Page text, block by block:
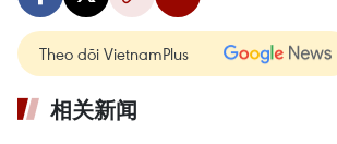
Theo dõi VietnamPlus
相关新闻